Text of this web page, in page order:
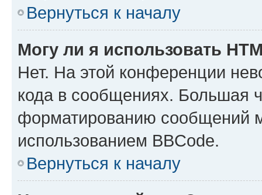
Вернуться к началу
Могу ли я использовать
Нет. На этой конференции
кода в сообщениях. Большая
форматированию сообщений
использованием BBCode.
Вернуться к началу